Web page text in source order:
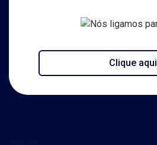
Clique aqui